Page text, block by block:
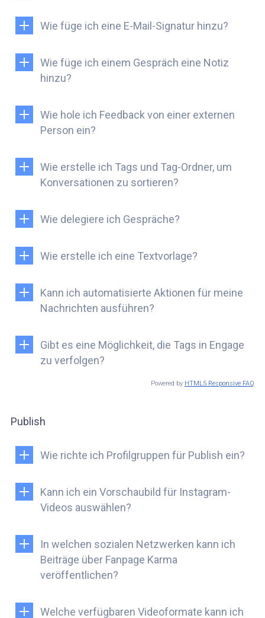
Wie füge ich eine E-Mail-Signatur hinzu?
Wie füge ich einem Gespräch eine Notiz
hinzu?
Wie hole ich Feedback von einer externen
Person ein?
Wie erstelle ich Tags und Tag-Ordner, um
Konversationen zu sortieren?
Wie delegiere ich Gespräche?
Wie erstelle ich eine Textvorlage?
Kann ich automatisierte Aktionen für meine
Nachrichten ausführen?
Gibt es eine Möglichkeit, die Tags in Engage
zu verfolgen?
Powered by HTML5 Responsive FAQ
Publish
Wie richte ich Profilgruppen für Publish ein?
Kann ich ein Vorschaubild für Instagram-
Videos auswählen?
In welchen sozialen Netzwerken kann ich
Beiträge über Fanpage Karma
veröffentlichen?
Welche verfügbaren Videoformate kann ich